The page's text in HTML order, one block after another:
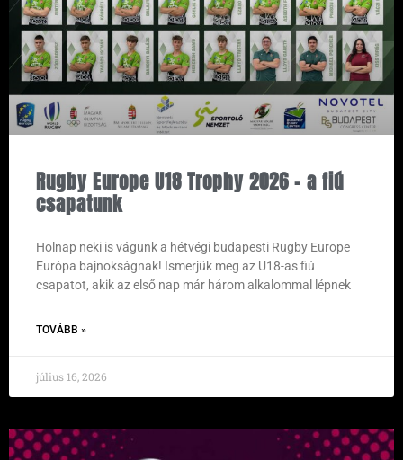
Rugby Europe U18 Trophy 2026 – a fiú
csapatunk
Holnap neki is vágunk a hétvégi budapesti Rugby Europe
Európa bajnokságnak! Ismerjük meg az U18-as fiú
csapatot, akik az első nap már három alkalommal lépnek
TOVÁBB »
július 16, 2026